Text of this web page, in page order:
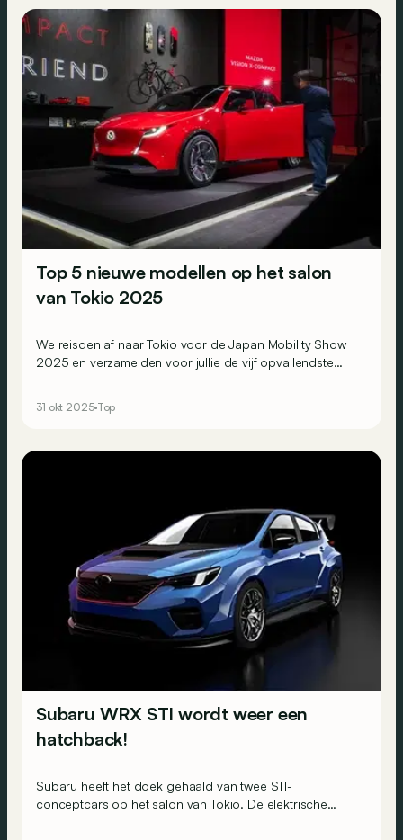
Top 5 nieuwe modellen op het salon
van Tokio 2025
We reisden af naar Tokio voor de Japan Mobility Show
2025 en verzamelden voor jullie de vijf opvallendste
31 okt 2025 Top
Subaru WRX STI wordt weer een
hatchback!
Subaru heeft het doek gehaald van twee STI-
conceptcars op het salon van Tokio. De elektrische